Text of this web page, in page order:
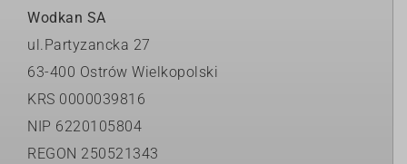
Wodkan SA
ul.Partyzancka 27
63-400 Ostrów Wielkopolski
KRS 0000039816
NIP 6220105804
REGON 250521343